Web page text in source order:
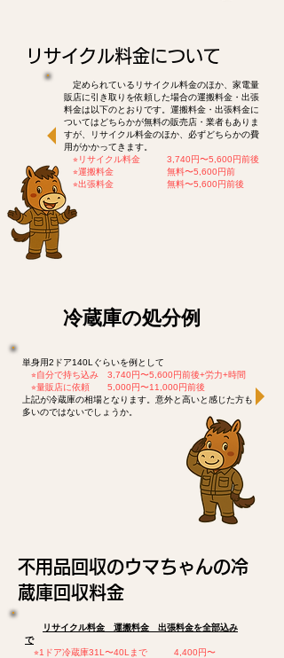
リサイクル料金について
定められているリサイクル料金のほか、家電量
販店に引き取りを依頼した場合の運搬料金・出張
料金は以下のとおりです。運搬料金・出張料金に
ついてはどちらかが無料の販売店・業者もありま
すが、リサイクル料金のほか、必ずどちらかの費
用がかかってきます。
⭐︎リサイクル料金 3,740円〜5,600円前後
⭐︎運搬料金 無料〜5,600円前
⭐︎出張料金 無料〜5,600円前後
​冷蔵庫の処分例
単身用2ドア140Lぐらいを例として
⭐︎自分で持ち込み 3,740円〜5,600円前後+労力+時間
⭐︎量販店に依頼 5,000円〜11,000円前後
上記が冷蔵庫の相場となります。意外と高いと感じた方も
多いのではないでしょうか。
不用品回収のウマちゃんの冷
蔵庫回収料金
リサイクル料金 運搬料金 出張料金を全部込み
で
⭐︎1ドア冷蔵庫31L〜40Lまで 4,400円〜